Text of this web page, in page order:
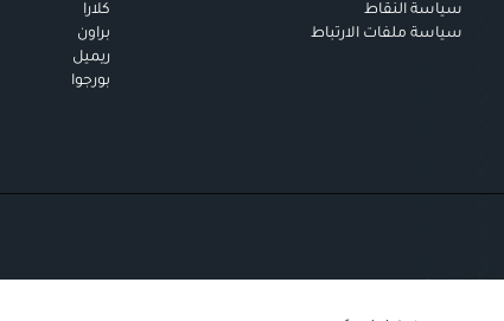
سياسة النقاط
سياسة ملفات الارتباط
كلارا
براون
ريميل
بورجوا